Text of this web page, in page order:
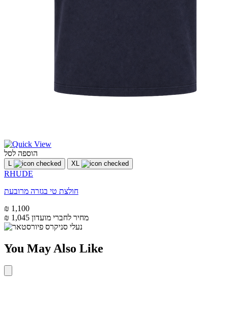
הוספה לסל
L XL
RHUDE
חולצת טי בגזרה מרובעת
₪ 1,100
₪ 1,045 מחיר לחברי מועדון
You May Also Like